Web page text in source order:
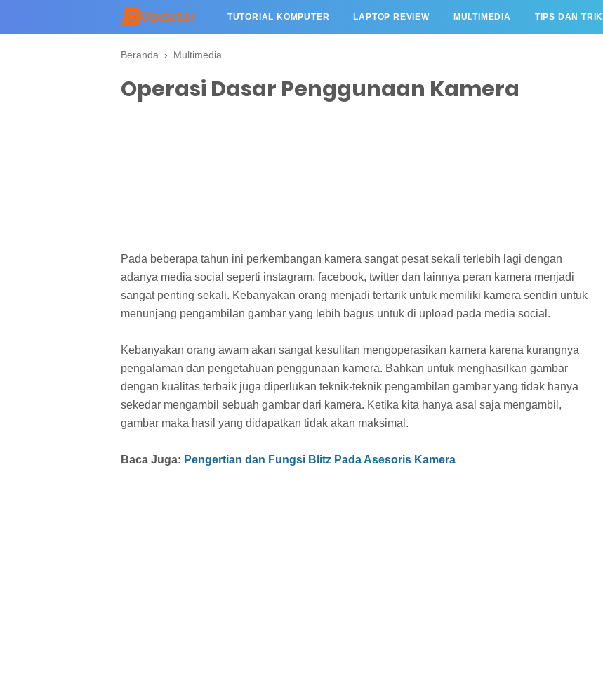
TUTORIAL KOMPUTER LAPTOP REVIEW MULTIMEDIA TIPS DAN TRIK
Beranda › Multimedia
Operasi Dasar Penggunaan Kamera
Pada beberapa tahun ini perkembangan kamera sangat pesat sekali terlebih lagi dengan
adanya media social seperti instagram, facebook, twitter dan lainnya peran kamera menjadi
sangat penting sekali. Kebanyakan orang menjadi tertarik untuk memiliki kamera sendiri untuk
menunjang pengambilan gambar yang lebih bagus untuk di upload pada media social.
Kebanyakan orang awam akan sangat kesulitan mengoperasikan kamera karena kurangnya
pengalaman dan pengetahuan penggunaan kamera. Bahkan untuk menghasilkan gambar
dengan kualitas terbaik juga diperlukan teknik-teknik pengambilan gambar yang tidak hanya
sekedar mengambil sebuah gambar dari kamera. Ketika kita hanya asal saja mengambil,
gambar maka hasil yang didapatkan tidak akan maksimal.
Baca Juga: Pengertian dan Fungsi Blitz Pada Asesoris Kamera